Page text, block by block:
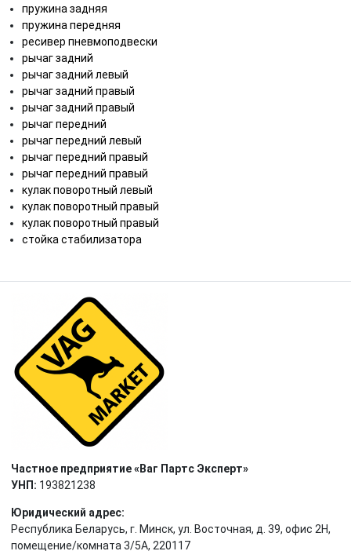
пружина задняя
пружина передняя
ресивер пневмоподвески
рычаг задний
рычаг задний левый
рычаг задний правый
рычаг задний правый
рычаг передний
рычаг передний левый
рычаг передний правый
рычаг передний правый
кулак поворотный левый
кулак поворотный правый
кулак поворотный правый
стойка стабилизатора
Частное предприятие «Ваг Партс Эксперт»
УНП: 193821238
Юридический адрес:
Республика Беларусь, г. Минск, ул. Восточная, д. 39, офис 2Н,
помещение/комната 3/5А, 220117